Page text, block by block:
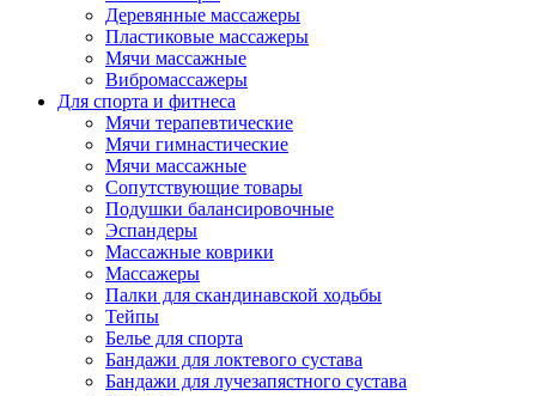
Деревянные массажеры
Пластиковые массажеры
Мячи массажные
Вибромассажеры
Для спорта и фитнеса
Мячи терапевтические
Мячи гимнастические
Мячи массажные
Сопутствующие товары
Подушки балансировочные
Эспандеры
Массажные коврики
Массажеры
Палки для скандинавской ходьбы
Тейпы
Белье для спорта
Бандажи для локтевого сустава
Бандажи для лучезапястного сустава